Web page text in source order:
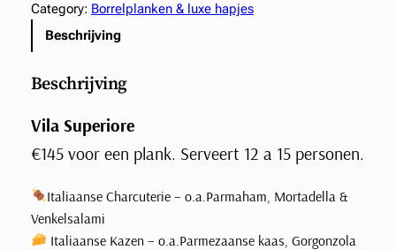
r
l
l
n
k
V
i
l
Category: Borrelplanken & luxe hapjes
Beschrijving
Beschrijving
Vila Superiore
€145 voor een plank. Serveert 12 a 15 personen.
Italiaanse Charcuterie – o.a.Parmaham, Mortadella &
Venkelsalami
Italiaanse Kazen – o.a.Parmezaanse kaas, Gorgonzola